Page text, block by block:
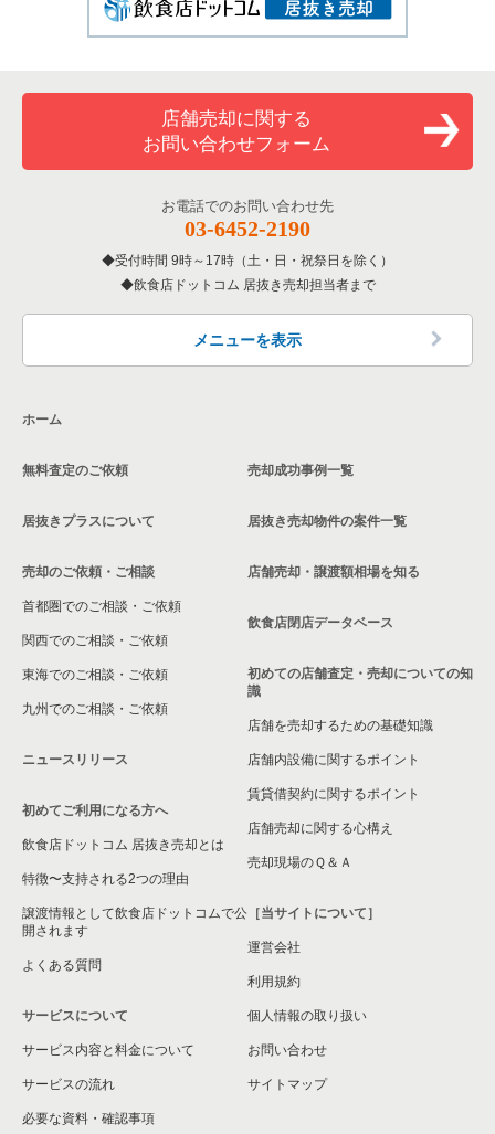
店舗売却に関する
お問い合わせフォーム
お電話でのお問い合わせ先
03-6452-2190
受付時間 9時～17時（土・日・祝祭日を除く）
飲食店ドットコム 居抜き売却担当者まで
メニューを表示
ホーム
無料査定のご依頼
居抜きプラスについて
売却のご依頼・ご相談
首都圏でのご相談・ご依頼
関西でのご相談・ご依頼
東海でのご相談・ご依頼
九州でのご相談・ご依頼
ニュースリリース
初めてご利用になる方へ
飲食店ドットコム 居抜き売却とは
特徴〜支持される2つの理由
譲渡情報として飲食店ドットコムで公
開されます
よくある質問
サービスについて
サービス内容と料金について
サービスの流れ
必要な資料・確認事項
売却成功事例一覧
居抜き売却物件の案件一覧
店舗売却・譲渡額相場を知る
飲食店閉店データベース
初めての店舗査定・売却についての知
識
店舗を売却するための基礎知識
店舗内設備に関するポイント
賃貸借契約に関するポイント
店舗売却に関する心構え
売却現場のＱ＆Ａ
［当サイトについて］
運営会社
利用規約
個人情報の取り扱い
お問い合わせ
サイトマップ